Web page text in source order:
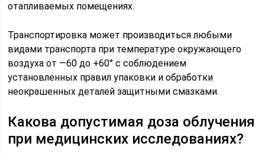
отапливаемых помещениях.
Транспортировка может производиться любыми
видами транспорта при температуре окружающего
воздуха от —60 до +60° с соблюдением
установленных правил упаковки и обработки
неокрашенных деталей защитными смазками.
Какова допустимая доза облучения
при медицинских исследованиях?